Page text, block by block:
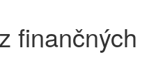
finančných